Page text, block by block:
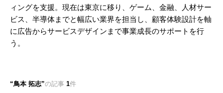
ィングを支援。現在は東京に移り、ゲーム、金融、人材サー
ビス、半導体までと幅広い業界を担当し、顧客体験設計を軸
に広告からサービスデザインまで事業成長のサポートを行
う。
鳥本 拓志 の記事 1件